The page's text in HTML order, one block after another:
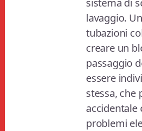
sistema di
lavaggio.
tubazioni
creare un
passaggio
essere
stessa, che
accidentale
problemi